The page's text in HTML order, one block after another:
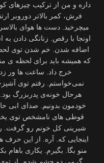
داره و من از ترکیب چیزهای
فرش، کمر بالاتر دوروبر
میچرخید. دست ها هوای
اونجا با رقص. زنانگی دادن
اضافه شدن. خم شدن توی
که همیشه باید برای لحظه ی
خرج داد. ساعت ها ور
نمی‌خواستم. رفتم توی
هرحال خونه‌ی پدربزرگ
خودمون بدونیم. صدای ابی
قوطی های نامشخص توی
شیرینی کل خونم رو گرفت.
اینجایی که. آره. از این
منو بگا. بگیرم. یکاری